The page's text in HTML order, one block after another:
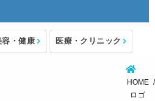
容・健康 医療・クリニック
HOME
ロゴ